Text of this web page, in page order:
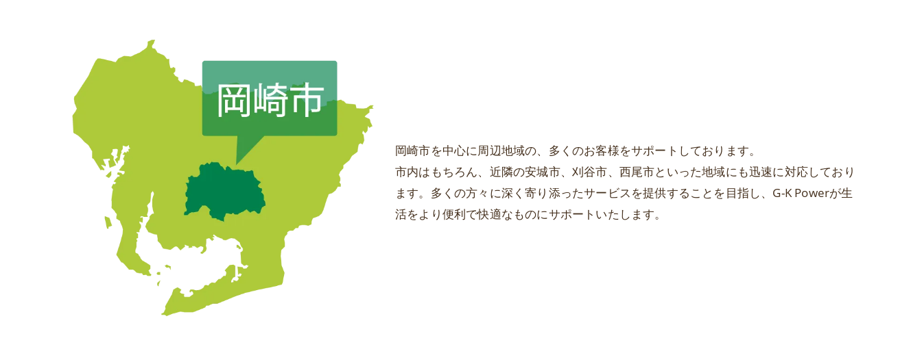
岡崎市を中心に周辺地域の、多くのお客様をサポートしております。
市内はもちろん、近隣の安城市、刈谷市、西尾市といった地域にも迅速に対応しており
ます。多くの方々に深く寄り添ったサービスを提供することを目指し、G-K Powerが生
活をより便利で快適なものにサポートいたします。